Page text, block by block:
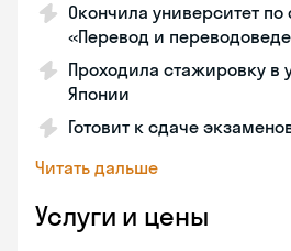
Окончила университет по
«Перевод и
Проходила стажировку в
Японии
Готовит к сдаче
Читать дальше
Услуги и цены